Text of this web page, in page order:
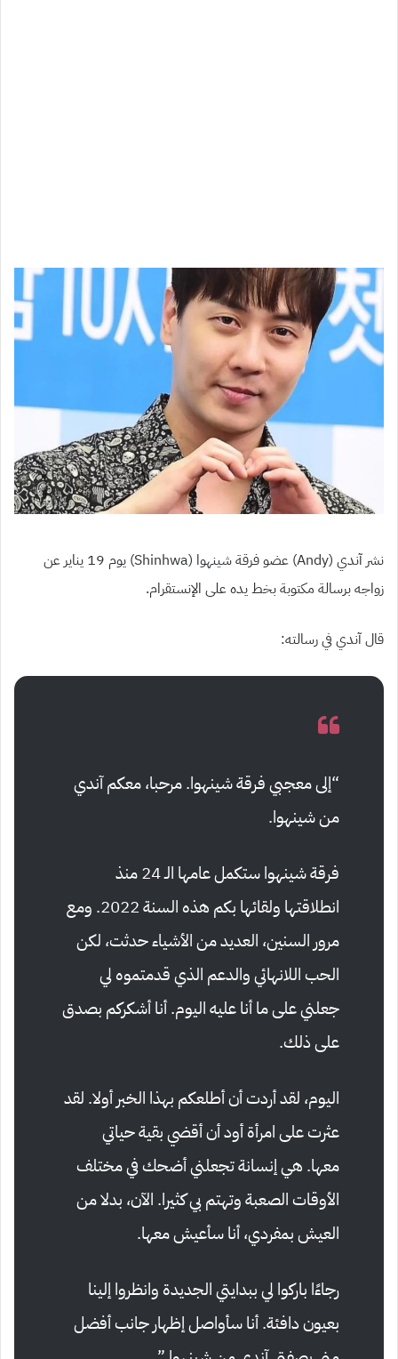
نشر آندي (Andy) عضو فرقة شينهوا (Shinhwa) يوم 19 يناير عن
زواجه برسالة مكتوبة بخط يده على الإنستقرام.
قال آندي في رسالته:
“إلى معجبي فرقة شينهوا. مرحبا، معكم آندي
من شينهوا.
فرقة شينهوا ستكمل عامها الـ 24 منذ
انطلاقتها ولقائها بكم هذه السنة 2022. ومع
مرور السنين، العديد من الأشياء حدثت، لكن
الحب اللانهائي والدعم الذي قدمتموه لي
جعلني على ما أنا عليه اليوم. أنا أشكركم بصدق
على ذلك.
اليوم، لقد أردت أن أطلعكم بهذا الخبر أولا. لقد
عثرت على امرأة أود أن أقضي بقية حياتي
معها. هي إنسانة تجعلني أضحك في مختلف
الأوقات الصعبة وتهتم بي كثيرا. الآن، بدلا من
العيش بمفردي، أنا سأعيش معها.
رجاءًا باركوا لي ببدايتي الجديدة وانظروا إلينا
بعيون دافئة. أنا سأواصل إظهار جانب أفضل